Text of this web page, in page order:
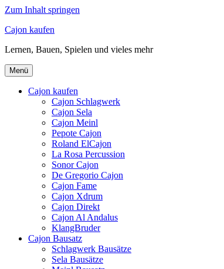
Zum Inhalt springen
Cajon kaufen
Lernen, Bauen, Spielen und vieles mehr
Menü
Cajon kaufen
Cajon Schlagwerk
Cajon Sela
Cajon Meinl
Pepote Cajon
Roland ElCajon
La Rosa Percussion
Sonor Cajon
De Gregorio Cajon
Cajon Fame
Cajon Xdrum
Cajon Direkt
Cajon Al Andalus
KlangBruder
Cajon Bausatz
Schlagwerk Bausätze
Sela Bausätze